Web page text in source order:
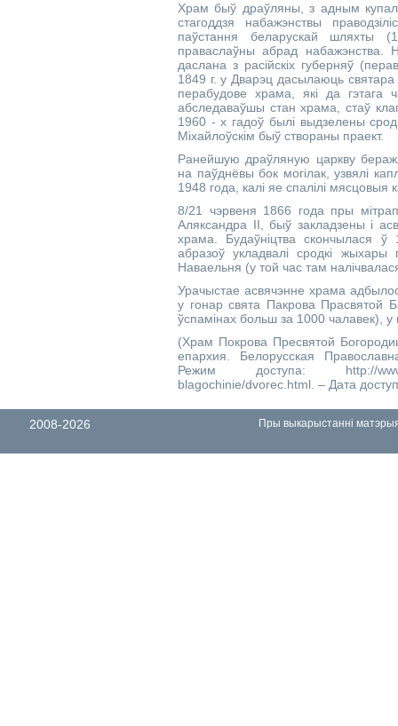
Храм быў драўляны , з адным
стагоддзя набажэнствы
паўстання
беларускай шляхты
праваслаўны абрад набажэнства.
даслана з расійскіх губерняў
1849 г. у Дварэц дасылаюць святара
перабудове
храма , які да гэтага
абследаваўшы стан храма, стаў
1960 - х гадоў былі выдзелены
Міхайлоўскім быў створаны праект.
Ранейшую драўляную царкву
на паўднёвы бок могілак, узвялі
1948 года, калі яе спалілі
8/21
чэрвеня 1866 года пры
Аляксандра II, быў закладзены і
храма.
Будаўніцтва скончылася ў
абразоў укладвалі сродкі
Наваельня (у той час там
Урачыстае асвячэнне храма
у гонар свята Пакрова Прасвятой
ўспамінах больш за 1000 чалавек), у
(Храм Покрова Пресвятой
епархия. Белорусская
Режим доступа: http://
blagochinie/dvorec.html. – Дата
2008-2026 Пры выкарыстанні